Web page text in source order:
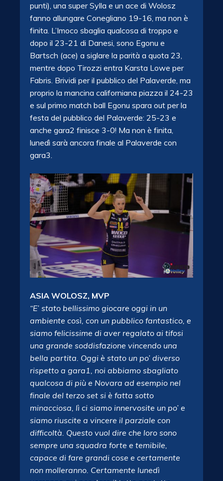
punti), una super Sylla e un ace di Wolosz
fanno allungare Conegliano 19-16, ma non è
finita. L’Imoco sbaglia qualcosa di troppo e
dopo il 23-21 di Danesi, sono Egonu e
Bartsch (ace) a siglare la parità a quota 23,
mentre dopo Tirozzi entra Karsta Lowe per
Fabris. Brividi per il pubblico del Palaverde, ma
proprio la mancina californiana piazza il 24-23
e sul primo match ball Egonu spara out per la
festa del pubblico del Palaverde: 25-23 e
anche gara2 finisce 3-0! Ma non è finita,
lunedì sarà ancora finale al Palaverde con
gara3.
ASIA WOLOSZ, MVP
“E’ stato bellissimo giocare oggi in un
ambiente così, con un pubblico fantastico, e
siamo felicissime di aver regalato ai tifosi
una grande soddisfazione vincendo una
bella partita. Oggi è stato un po’ diverso
rispetto a gara1, noi abbiamo sbagliato
qualcosa di più e Novara ad esempio nel
finale del terzo set si è fatta sotto
minacciosa, lì ci siamo innervosite un po’ e
siamo riuscite a vincere il parziale con
difficoltà. Questo vuol dire che loro sono
sempre una squadra forte e temibile,
capace di fare grandi cose e certamente
non molleranno. Certamente lunedì